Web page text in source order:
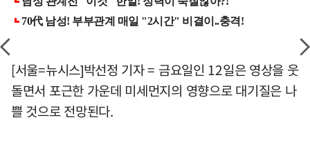
[서울=뉴시스]박선정 기자 = 금요일인 12일은 영상을 웃
돌면서 포근한 가운데 미세먼지의 영향으로 대기질은 나
쁠 것으로 전망된다.